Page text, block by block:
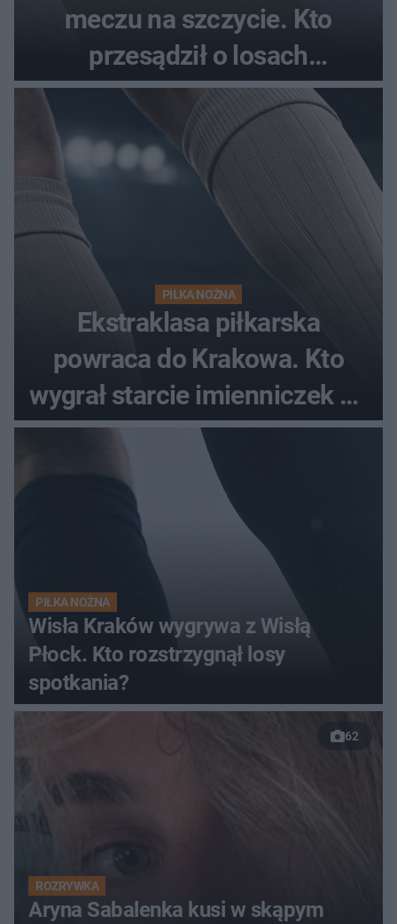
meczu na szczycie. Kto
przesądził o losach
spotkania?
PIŁKA NOŻNA
Ekstraklasa piłkarska
powraca do Krakowa. Kto
wygrał starcie imienniczek na
pełnym stadionie
PIŁKA NOŻNA
Wisła Kraków wygrywa z Wisłą
Płock. Kto rozstrzygnął losy
spotkania?
62
ROZRYWKA
Aryna Sabalenka kusi w skąpym